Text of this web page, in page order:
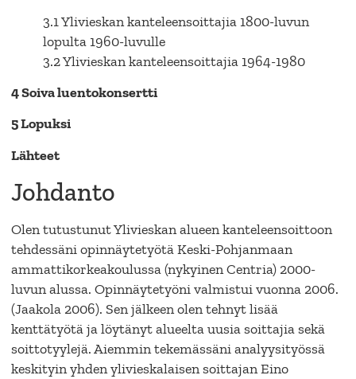
3.1 Ylivieskan kanteleensoittajia 1800-luvun
lopulta 1960-luvulle
3.2 Ylivieskan kanteleensoittajia 1964-1980
4 Soiva luentokonsertti
5 Lopuksi
Lähteet
Johdanto
Olen tutustunut Ylivieskan alueen kanteleensoittoon
tehdessäni opinnäytetyötä Keski-Pohjanmaan
ammattikorkeakoulussa (nykyinen Centria) 2000-
luvun alussa. Opinnäytetyöni valmistui vuonna 2006.
(Jaakola 2006). Sen jälkeen olen tehnyt lisää
kenttätyötä ja löytänyt alueelta uusia soittajia sekä
soittotyylejä. Aiemmin tekemässäni analyysityössä
keskityin yhden ylivieskalaisen soittajan Eino